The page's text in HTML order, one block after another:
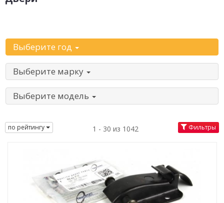
Выберите год
Выберите марку
Выберите модель
по рейтингу 1 - 30 из 1042 Фильтры